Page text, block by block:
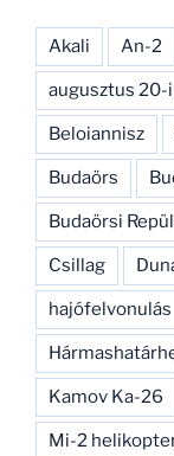
Akali An-2
augusztus 20-
Beloiannisz
Budaörs
Budaörsi
Csillag
hajófelvonulás
Kamov Ka-26
Mi-2